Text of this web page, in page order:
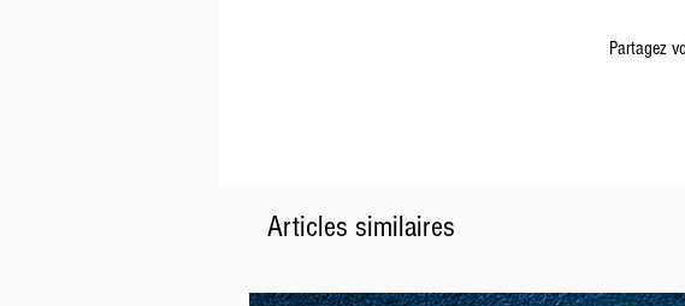
Partagez
Articles similaires